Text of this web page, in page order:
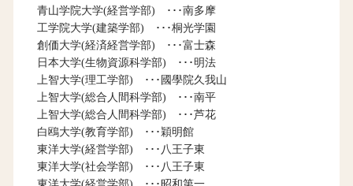
青山学院大学(経営学部) ･･･南多摩
工学院大学(建築学部) ･･･桐光学園
創価大学(経済経営学部) ･･･富士森
日本大学(生物資源科学部) ･･･明法
上智大学(理工学部) ･･･國學院久我山
上智大学(総合人間科学部) ･･･南平
上智大学(総合人間科学部) ･･･芦花
白鴎大学(教育学部) ･･･穎明館
東洋大学(経営学部) ･･･八王子東
東洋大学(社会学部) ･･･八王子東